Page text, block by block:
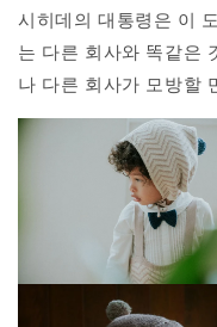
시히데의 대통령은 이
는 다른 회사와 똑같은
나 다른 회사가 모방할